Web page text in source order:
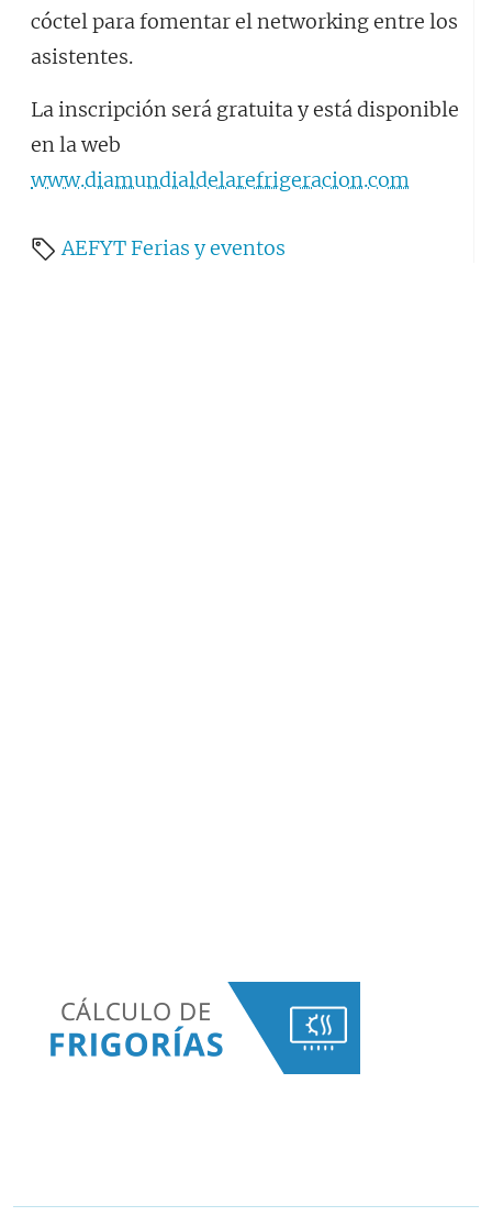
cóctel para fomentar el networking entre los
asistentes.
La inscripción será gratuita y está disponible
en la web
www.diamundialdelarefrigeracion.com
AEFYTFerias y eventos